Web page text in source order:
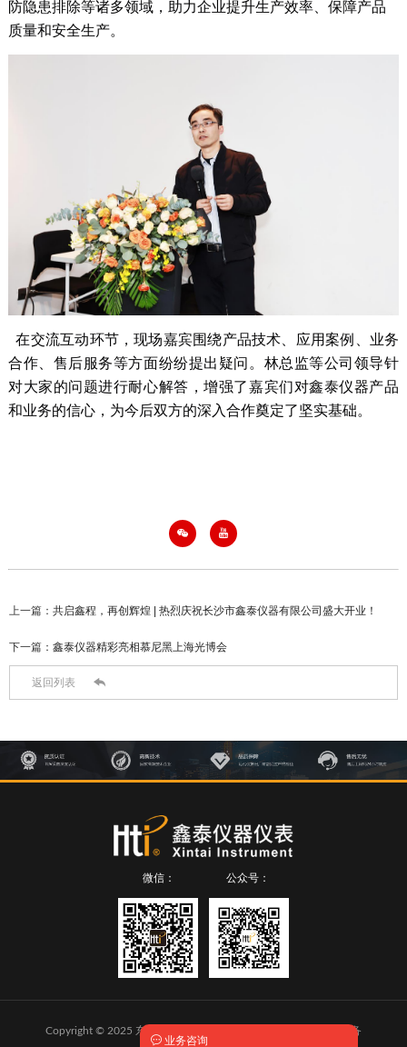
防隐患排除等诸多领域，助力企业提升生产效率、保障产品
质量和安全生产。
在交流互动环节，现场嘉宾围绕产品技术、应用案例、业务
合作、售后服务等方面纷纷提出疑问。 林总监等公司领导针
对大家的问题进行耐心解答，增强了嘉宾们对鑫泰仪器产品
和业务的信心，为今后双方的深入合作奠定了坚实基础。
 
上一篇： 共启鑫程，再创辉煌 | 热烈庆祝长沙市鑫泰仪器有限公司盛大开业！
下一篇： 鑫泰仪器精彩亮相慕尼黑上海光博会
返回列表 
 业务咨询
微信： 公众号：
Copyright © 2025 东莞市鑫泰仪器仪表有限公司 版权所有
粤ICP备